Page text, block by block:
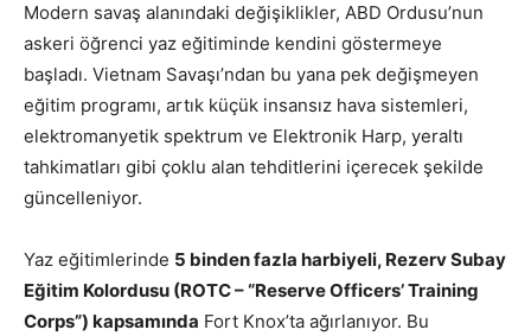
Modern savaş alanındaki değişiklikler, ABD Ordusu’nun
askeri öğrenci yaz eğitiminde kendini göstermeye
başladı. Vietnam Savaşı’ndan bu yana pek değişmeyen
eğitim programı, artık küçük insansız hava sistemleri,
elektromanyetik spektrum ve Elektronik Harp, yeraltı
tahkimatları gibi çoklu alan tehditlerini içerecek şekilde
güncelleniyor.
Yaz eğitimlerinde 5 binden fazla harbiyeli, Rezerv Subay
Eğitim Kolordusu (ROTC – “Reserve Officers’ Training
Corps”) kapsamında Fort Knox’ta ağırlanıyor. Bu